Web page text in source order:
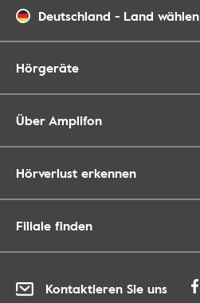
Deutschland - Land wählen
Hörgeräte
Über Amplifon
Hörverlust erkennen
Filiale finden
Kontaktieren Sie uns